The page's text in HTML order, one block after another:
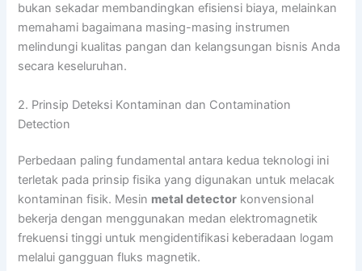
bukan sekadar membandingkan efisiensi biaya, melainkan
memahami bagaimana masing-masing instrumen
melindungi kualitas pangan dan kelangsungan bisnis Anda
secara keseluruhan.
2. Prinsip Deteksi Kontaminan dan Contamination
Detection
Perbedaan paling fundamental antara kedua teknologi ini
terletak pada prinsip fisika yang digunakan untuk melacak
kontaminan fisik. Mesin metal detector konvensional
bekerja dengan menggunakan medan elektromagnetik
frekuensi tinggi untuk mengidentifikasi keberadaan logam
melalui gangguan fluks magnetik.